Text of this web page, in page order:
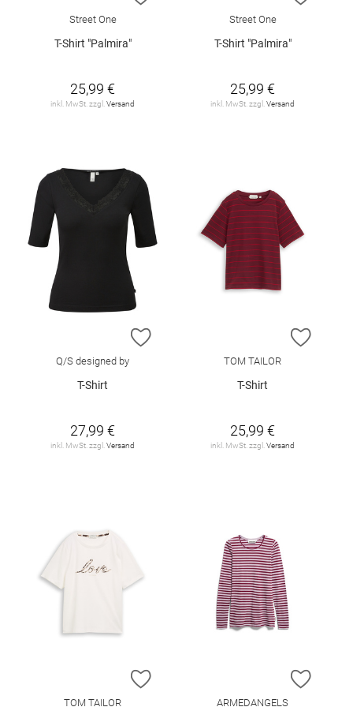
Street One
T-Shirt "Palmira"
25,99 €
inkl. MwSt. zzgl.Versand
Street One
T-Shirt "Palmira"
25,99 €
inkl. MwSt. zzgl.Versand
ZUR WUNSCHLISTE HINZUFÜGEN
Q/S designed by
T-Shirt
27,99 €
inkl. MwSt. zzgl. Versand
ZUR
TOM TAILOR
T-Shirt
25,99 €
inkl. MwSt. zzgl. Versand
ZUR WUNSCHLISTE HINZUFÜGEN
TOM TAILOR
ZUR
ARMEDANGELS